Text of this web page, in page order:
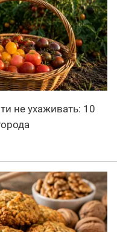
не ухаживать: 10